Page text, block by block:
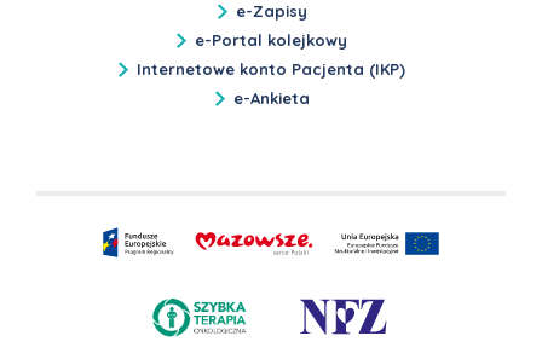
e-Zapisy
e-Portal kolejkowy
Internetowe konto Pacjenta (IKP)
e-Ankieta